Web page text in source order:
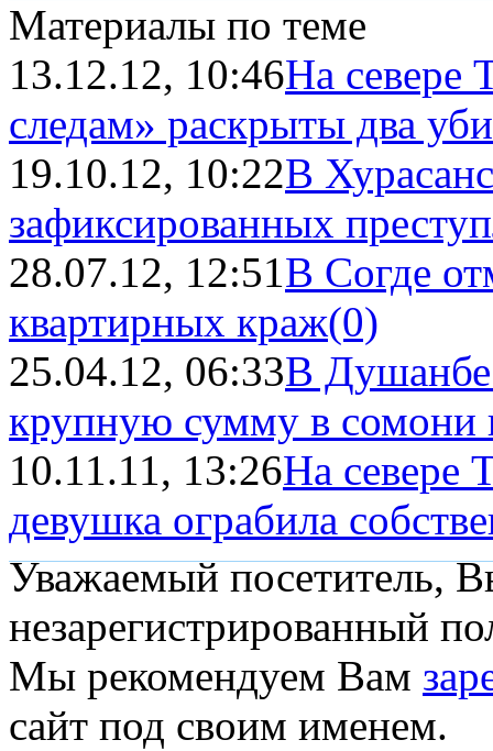
Материалы по теме
13.12.12, 10:46На севере
следам» раскрыты два
19.10.12, 10:22В
зафиксированных
28.07.12, 12:51В Согде
квартирных краж(0)
25.04.12, 06:33В
крупную сумму в сомони
10.11.11, 13:26На севере
девушка ограбила
Уважаемый посетитель,
незарегистрированный
Мы рекомендуем Вам
сайт под своим именем.